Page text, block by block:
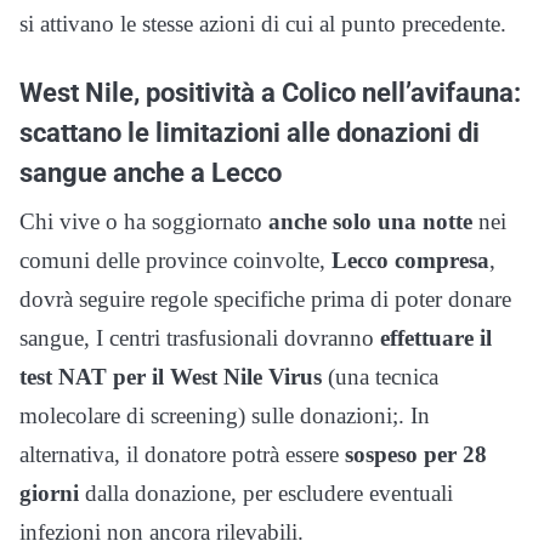
si attivano le stesse azioni di cui al punto precedente.
West Nile, positività a Colico nell’avifauna:
scattano le limitazioni alle donazioni di
sangue anche a Lecco
Chi vive o ha soggiornato anche solo una notte nei
comuni delle province coinvolte, Lecco compresa,
dovrà seguire regole specifiche prima di poter donare
sangue, I centri trasfusionali dovranno effettuare il
test NAT per il West Nile Virus (una tecnica
molecolare di screening) sulle donazioni;. In
alternativa, il donatore potrà essere sospeso per 28
giorni dalla donazione, per escludere eventuali
infezioni non ancora rilevabili.